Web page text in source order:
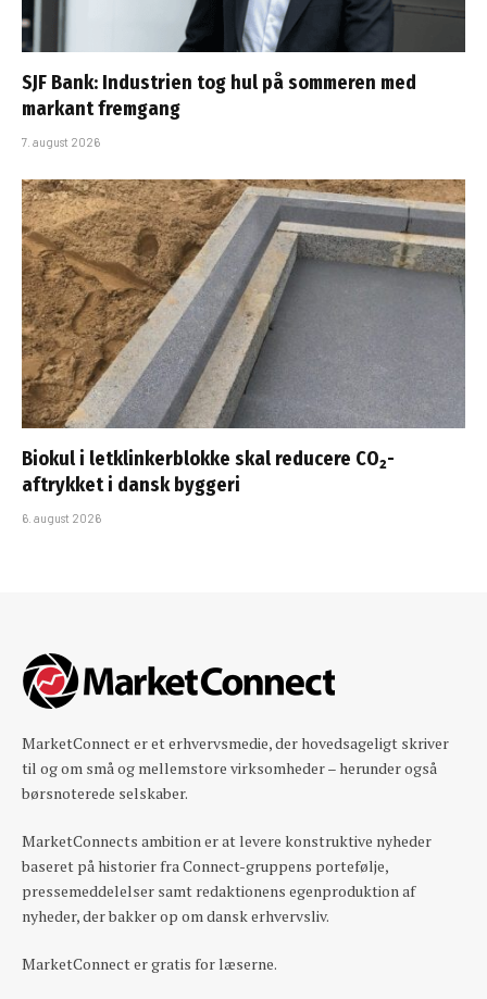
SJF Bank: Industrien tog hul på sommeren med
markant fremgang
7. august 2026
Biokul i letklinkerblokke skal reducere CO₂-
aftrykket i dansk byggeri
6. august 2026
MarketConnect er et erhvervsmedie, der hovedsageligt skriver
til og om små og mellemstore virksomheder – herunder også
børsnoterede selskaber.
MarketConnects ambition er at levere konstruktive nyheder
baseret på historier fra Connect-gruppens portefølje,
pressemeddelelser samt redaktionens egenproduktion af
nyheder, der bakker op om dansk erhvervsliv.
MarketConnect er gratis for læserne.